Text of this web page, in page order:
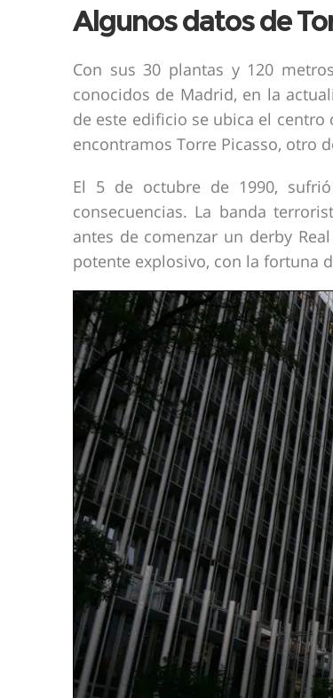
Algunos datos de
Con sus 30 plantas y 120
conocidos de Madrid, en la
de este edificio se ubica el
encontramos Torre Picasso, otro
El 5 de octubre de 1990,
consecuencias. La banda
antes de comenzar un derby
potente explosivo, con la fortuna